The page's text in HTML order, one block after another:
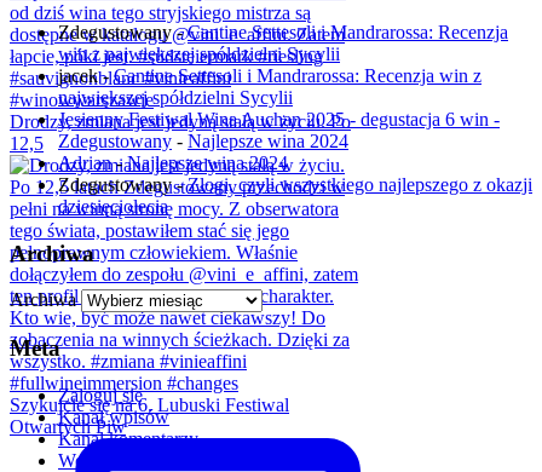
Drodzy, zmiana jest jedyną stałą w życiu. Po
12,5
Szykujcie się na 6. Lubuski Festiwal
Otwartych Piw
Zdegustowany-Cantine Settesoli i Mandrarossa: Recenzja
win z największej spółdzielni Sycylii
jacek-Cantine Settesoli i Mandrarossa: Recenzja win z
największej spółdzielni Sycylii
Jesienny Festiwal Wina Auchan 2025 - degustacja 6 win -
Zdegustowany - Najlepsze wina 2024
Adrian-Najlepsze wina 2024
Zdegustowany-Złogi, czyli wszystkiego najlepszego z okazji
dziesięciolecia
Archiwa
Archiwa
Meta
Zaloguj się
Kanał wpisów
Kanał komentarzy
WordPress.org